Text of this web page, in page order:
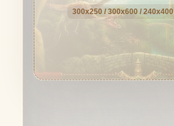
300x250 / 300x600 / 240x400